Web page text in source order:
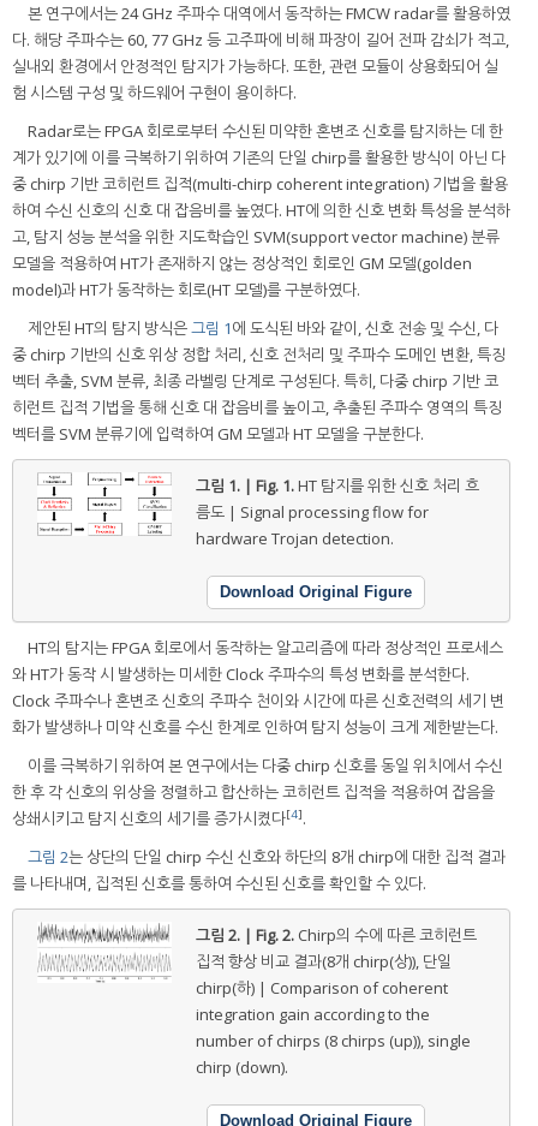
본 연구에서는 24 GHz 주파수 대역에서 동작하는 FMCW radar를 활용하였
다. 해당 주파수는 60, 77 GHz 등 고주파에 비해 파장이 길어 전파 감쇠가 적고,
실내외 환경에서 안정적인 탐지가 가능하다. 또한, 관련 모듈이 상용화되어 실
험 시스템 구성 및 하드웨어 구현이 용이하다.
Radar로는 FPGA 회로로부터 수신된 미약한 혼변조 신호를 탐지하는 데 한
계가 있기에 이를 극복하기 위하여 기존의 단일 chirp를 활용한 방식이 아닌 다
중 chirp 기반 코히런트 집적(multi-chirp coherent integration) 기법을 활용
하여 수신 신호의 신호 대 잡음비를 높였다. HT에 의한 신호 변화 특성을 분석하
고, 탐지 성능 분석을 위한 지도학습인 SVM(support vector machine) 분류
모델을 적용하여 HT가 존재하지 않는 정상적인 회로인 GM 모델(golden
model)과 HT가 동작하는 회로(HT 모델)를 구분하였다.
제안된 HT의 탐지 방식은그림 1에 도식된 바와 같이, 신호 전송 및 수신, 다
중 chirp 기반의 신호 위상 정합 처리, 신호 전처리 및 주파수 도메인 변환, 특징
벡터 추출, SVM 분류, 최종 라벨링 단계로 구성된다. 특히, 다중 chirp 기반 코
히런트 집적 기법을 통해 신호 대 잡음비를 높이고, 추출된 주파수 영역의 특징
벡터를 SVM 분류기에 입력하여 GM 모델과 HT 모델을 구분한다.
그림 1. | Fig. 1.HT 탐지를 위한 신호 처리 흐
름도 | Signal processing flow for
hardware Trojan detection.
Download Original Figure
HT의 탐지는 FPGA 회로에서 동작하는 알고리즘에 따라 정상적인 프로세스
와 HT가 동작 시 발생하는 미세한 Clock 주파수의 특성 변화를 분석한다.
Clock 주파수나 혼변조 신호의 주파수 천이와 시간에 따른 신호전력의 세기 변
화가 발생하나 미약 신호를 수신 한계로 인하여 탐지 성능이 크게 제한받는다.
이를 극복하기 위하여 본 연구에서는 다중 chirp 신호를 동일 위치에서 수신
한 후 각 신호의 위상을 정렬하고 합산하는 코히런트 집적을 적용하여 잡음을
상쇄시키고 탐지 신호의 세기를 증가시켰다[4].
그림 2는 상단의 단일 chirp 수신 신호와 하단의 8개 chirp에 대한 집적 결과
를 나타내며, 집적된 신호를 통하여 수신된 신호를 확인할 수 있다.
그림 2. | Fig. 2. Chirp의 수에 따른 코히런트
집적 향상 비교 결과(8개 chirp(상)), 단일
chirp(하) | Comparison of coherent
integration gain according to the
number of chirps (8 chirps (up)), single
chirp (down).
Download Original Figure